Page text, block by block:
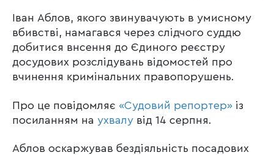
Іван Аблов, якого звинувачують в умисному
вбивстві, намагався через слідчого суддю
добитися внсення до Єдиного реєстру
досудових розслідувань відомостей про
вчинення кримінальних правопорушень.
Про це повідомляє «Судовий репортер» із
посиланням на ухвалу від 14 серпня.
Аблов оскаржував бездіяльність посадових